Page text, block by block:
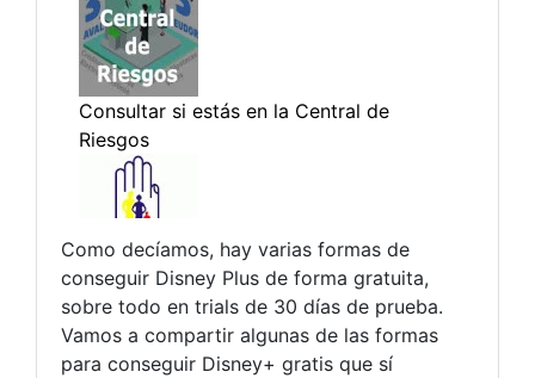
Como decíamos, hay varias formas de
conseguir Disney Plus de forma gratuita,
sobre todo en trials de 30 días de prueba.
Vamos a compartir algunas de las formas
para conseguir Disney+ gratis que sí